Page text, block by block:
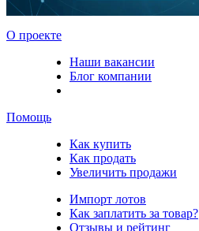
О проекте
Наши вакансии
Блог компании
Помощь
Как купить
Как продать
Увеличить продажи
Импорт лотов
Как заплатить за товар?
Отзывы и рейтинг